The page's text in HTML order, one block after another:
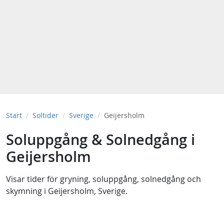
Start Soltider Sverige Geijersholm
Soluppgång & Solnedgång i
Geijersholm
Visar tider för gryning, soluppgång, solnedgång och
skymning i Geijersholm, Sverige.